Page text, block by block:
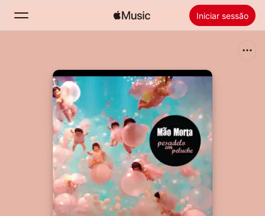
Iniciar sessão
Novidades
Rádio
Instale a Apple Music